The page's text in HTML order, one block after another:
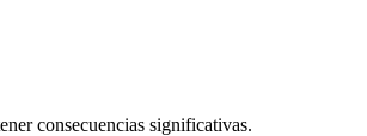
consecuencias significativas.